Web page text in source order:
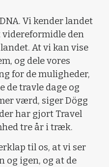
Vi kender landet
videreformidle den
At vi kan vise
og dele vores
for de muligheder,
de travle dage og
værd, siger Dögg
har gjort Travel
tre år i træk.
til os, at vi ser
og igen, og at de